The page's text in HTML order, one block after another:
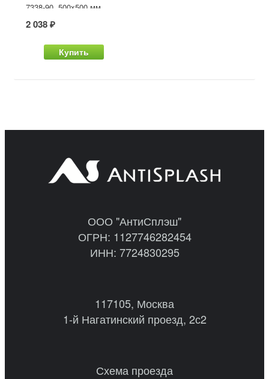
7338-90, 500x500 мм
2 038 ₽
Купить
ООО "АнтиСплэш"
ОГРН: 1127746282454
ИНН: 7724830295
117105, Москва
1-й Нагатинский проезд, 2с2
Схема проезда